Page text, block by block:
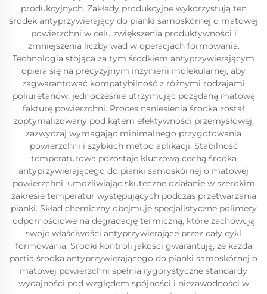
produkcyjnych. Zakłady produkcyjne wykorzystują ten
środek antyprzywierający do pianki samoskórnej o matowej
powierzchni w celu zwiększenia produktywności i
zmniejszenia liczby wad w operacjach formowania.
Technologia stojąca za tym środkiem antyprzywierającym
opiera się na precyzyjnym inżynierii molekularnej, aby
zagwarantować kompatybilność z różnymi rodzajami
poliuretanów, jednocześnie utrzymując pożądaną matową
fakturę powierzchni. Proces naniesienia środka został
zoptymalizowany pod kątem efektywności przemysłowej,
zazwyczaj wymagając minimalnego przygotowania
powierzchni i szybkich metod aplikacji. Stabilność
temperaturowa pozostaje kluczową cechą środka
antyprzywierającego do pianki samoskórnej o matowej
powierzchni, umożliwiając skuteczne działanie w szerokim
zakresie temperatur występujących podczas przetwarzania
pianki. Skład chemiczny obejmuje specjalistyczne polimery
odpornościowe na degradację termiczną, które zachowują
swoje właściwości antyprzywierające przez cały cykl
formowania. Środki kontroli jakości gwarantują, że każda
partia środka antyprzywierającego do pianki samoskórnej o
matowej powierzchni spełnia rygorystyczne standardy
wydajności pod względem spójności i niezawodności w